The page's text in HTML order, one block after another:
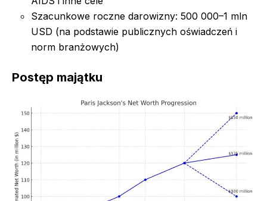
Szacunkowe roczne darowizny: 500 000–1 mln
USD (na podstawie publicznych oświadczeń i
norm branżowych)
Postęp majątku